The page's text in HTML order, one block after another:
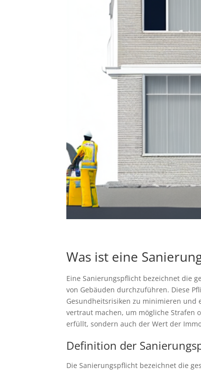
Was ist eine
Eine Sanierungspflicht bezeichnet die
von Gebäuden durchzuführen. Diese
Gesundheitsrisiken zu minimieren und
vertraut machen, um mögliche Strafen
erfüllt, sondern auch der Wert der
Definition der
Die Sanierungspflicht bezeichnet die